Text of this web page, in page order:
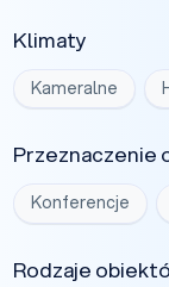
Klimaty
Kameralne
Przeznaczenie
Konferencje
Rodzaje